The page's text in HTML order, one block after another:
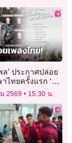
ล’ ประกาศปล่อย
ไทยครั้งแรก ‘ถ้า
ำให้คิด’ ดีเดย์ 27
2569 15:30 น.